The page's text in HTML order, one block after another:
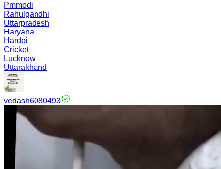
Pmmodi
Rahulgandhi
Uttarpradesh
Haryana
Hardoi
Cricket
Lucknow
Uttarakhand
vedash6080493